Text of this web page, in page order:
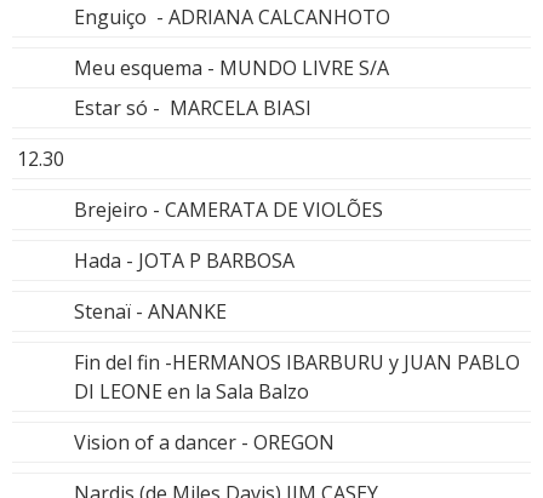
Enguiço - ADRIANA CALCANHOTO
Meu esquema - MUNDO LIVRE S/A
Estar só - MARCELA BIASI
12.30
Brejeiro - CAMERATA DE VIOLÕES
Hada - JOTA P BARBOSA
Stenaï - ANANKE
Fin del fin -HERMANOS IBARBURU y JUAN PABLO
DI LEONE en la Sala Balzo
Vision of a dancer - OREGON